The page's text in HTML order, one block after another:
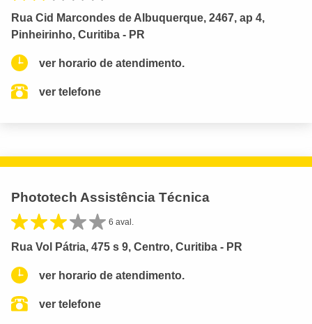
Rua Cid Marcondes de Albuquerque, 2467, ap 4,
Pinheirinho, Curitiba - PR
ver horario de atendimento.
ver telefone
Phototech Assistência Técnica
6 aval.
Rua Vol Pátria, 475 s 9, Centro, Curitiba - PR
ver horario de atendimento.
ver telefone